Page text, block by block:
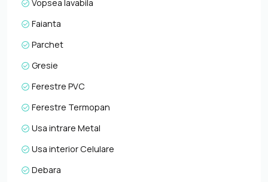
Vopsea lavabila
Faianta
Parchet
Gresie
Ferestre PVC
Ferestre Termopan
Usa intrare Metal
Usa interior Celulare
Debara